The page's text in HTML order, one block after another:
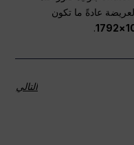
عادةً ما تكون
.
التالي